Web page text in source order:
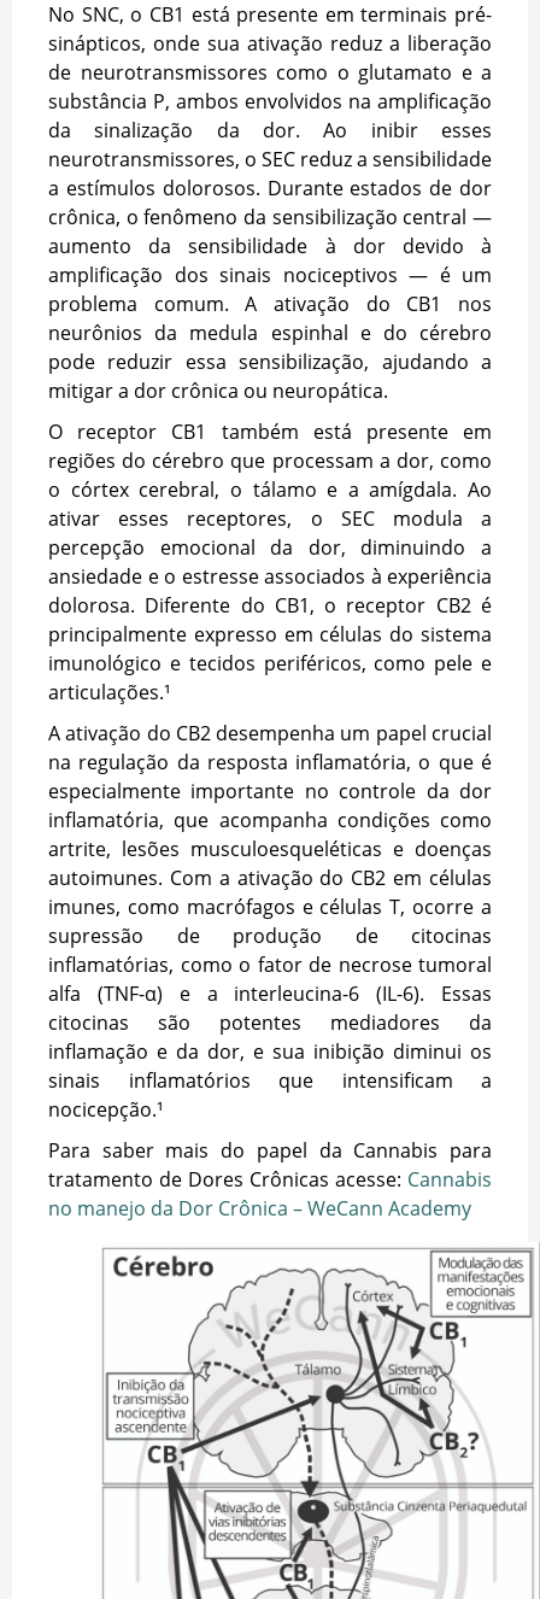
No SNC, o CB1 está presente em terminais pré-
sinápticos, onde sua ativação reduz a liberação
de neurotransmissores como o glutamato e a
substância P, ambos envolvidos na amplificação
da sinalização da dor. Ao inibir esses
neurotransmissores, o SEC reduz a sensibilidade
a estímulos dolorosos. Durante estados de dor
crônica, o fenômeno da sensibilização central —
aumento da sensibilidade à dor devido à
amplificação dos sinais nociceptivos — é um
problema comum. A ativação do CB1 nos
neurônios da medula espinhal e do cérebro
pode reduzir essa sensibilização, ajudando a
mitigar a dor crônica ou neuropática.
O receptor CB1 também está presente em
regiões do cérebro que processam a dor, como
o córtex cerebral, o tálamo e a amígdala. Ao
ativar esses receptores, o SEC modula a
percepção emocional da dor, diminuindo a
ansiedade e o estresse associados à experiência
dolorosa. Diferente do CB1, o receptor CB2 é
principalmente expresso em células do sistema
imunológico e tecidos periféricos, como pele e
articulações.¹
A ativação do CB2 desempenha um papel crucial
na regulação da resposta inflamatória, o que é
especialmente importante no controle da dor
inflamatória, que acompanha condições como
artrite, lesões musculoesqueléticas e doenças
autoimunes. Com a ativação do CB2 em células
imunes, como macrófagos e células T, ocorre a
supressão de produção de citocinas
inflamatórias, como o fator de necrose tumoral
alfa (TNF-α) e a interleucina-6 (IL-6). Essas
citocinas são potentes mediadores da
inflamação e da dor, e sua inibição diminui os
sinais inflamatórios que intensificam a
nocicepção.¹
Para saber mais do papel da Cannabis para
tratamento de Dores Crônicas acesse: Cannabis
no manejo da Dor Crônica – WeCann Academy